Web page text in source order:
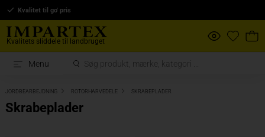
Kvalitet til go' pris
Kvalitets sliddele til landbruget
Menu
JORDBEARBEJDNING ROTORHARVEDELE SKRABEPLADER
Skrabeplader